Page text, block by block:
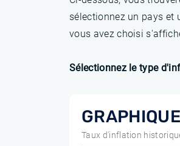
sélectionnez un pays
vous avez choisi
Sélectionnez le type
Taux d'inflation